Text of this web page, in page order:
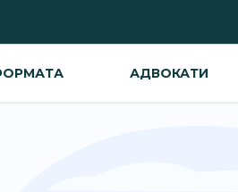
АДВОКАТИ